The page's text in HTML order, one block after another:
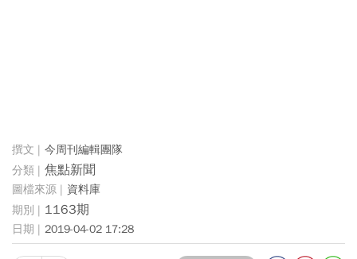
今周刊編輯團隊
焦點新聞
資料庫
1163期
2019-04-02 17:28